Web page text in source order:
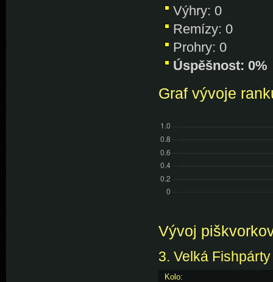
Výhry: 0
Remízy: 0
Prohry: 0
Úspěšnost: 0%
Graf vývoje
Vývoj
3. Velká
Kolo: